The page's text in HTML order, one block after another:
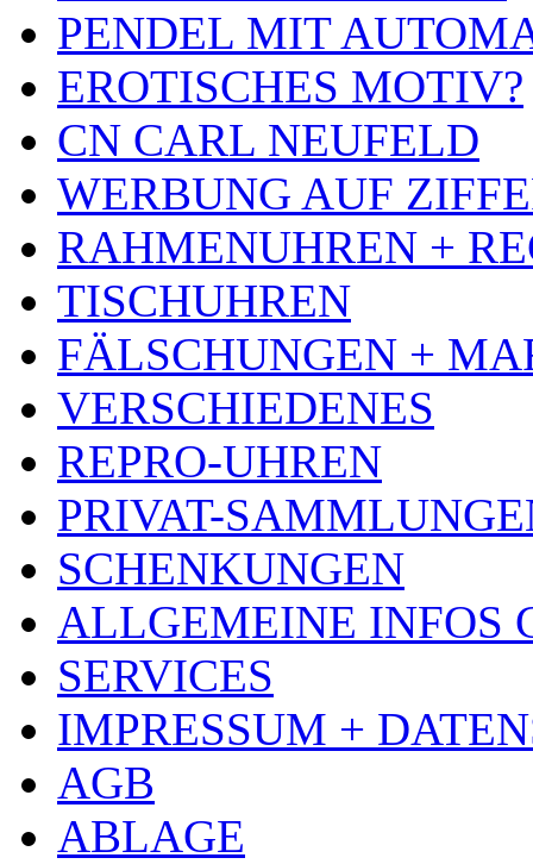
PENDEL MIT
EROTISCHES MOTIV?
CN CARL NEUFELD
WERBUNG AUF
RAHMENUHREN +
TISCHUHREN
FÄLSCHUNGEN +
VERSCHIEDENES
REPRO-UHREN
PRIVAT-
SCHENKUNGEN
ALLGEMEINE INFOS
SERVICES
IMPRESSUM +
AGB
ABLAGE